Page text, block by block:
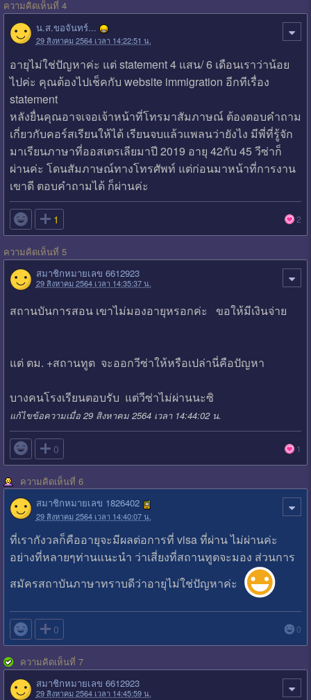
ความคิดเห็นที่ 4
น.ส.ขอจันทร์...
29 สิงหาคม 2564 เวลา 14:22:51 น.
อายุไม่ใช่ปัญหาค่ะ แต่ statement 4 แสน/ 6 เดือนเราว่าน้อย
ไปค่ะ คุณต้องไปเช็คกับ website immigration อีกทีเรื่อง
statement
หลังยื่นคุณอาจเจอเจ้าหน้าที่โทรมาสัมภาษณ์ ต้องตอบคำถาม
เกี่ยวกับคอร์สเรียนให้ได้ เรียนจบแล้วแพลนว่ายังไง มีพี่ที่รู้จัก
มาเรียนภาษาที่ออสเตรเลียมาปี 2019 อายุ 42กับ 45 วีซ่าก็
ผ่านค่ะ โดนสัมภาษณ์ทางโทรศัพท์ แต่ก่อนมาหน้าที่การงาน
เขาดี ตอบคำถามได้ ก็ผ่านค่ะ
 1 2
ความคิดเห็นที่ 5
สมาชิกหมายเลข 6612923
29 สิงหาคม 2564 เวลา 14:35:37 น.
สถานบันการสอน เขาไม่มองอายุหรอกค่ะ ขอให้มีเงินจ่าย
แต่ ตม. +สถานทูต จะออกวีซ่าให้หรือเปล่านี่คือปัญหา
บางคนโรงเรียนตอบรับ แต่วีซ่าไม่ผ่านนะซิ
แก้ไขข้อความเมื่อ 29 สิงหาคม 2564 เวลา 14:44:02 น.
 0 1
ความคิดเห็นที่ 6
สมาชิกหมายเลข 1826402
29 สิงหาคม 2564 เวลา 14:40:07 น.
ที่เรากังวลก็คืออายุจะมีผลต่อการที่ visa ที่ผ่าน ไม่ผ่านค่ะ
อย่างที่หลายๆท่านแนะนำ ว่าเสี่ยงที่สถานทูตจะมอง ส่วนการ
สมัครสถาบันภาษาทราบดีว่าอายุไม่ใช่ปัญหาค่ะ
 0 0
ความคิดเห็นที่ 7
สมาชิกหมายเลข 6612923
29 สิงหาคม 2564 เวลา 14:45:59 น.